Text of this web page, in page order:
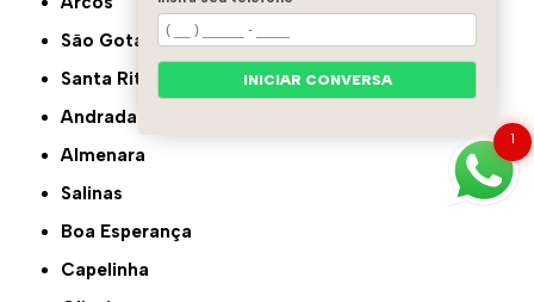
São Gotardo
Santa Rita do Sapucaí
Andradas
Almenara
Salinas
Boa Esperança
Capelinha
1
INICIAR CONVERSA